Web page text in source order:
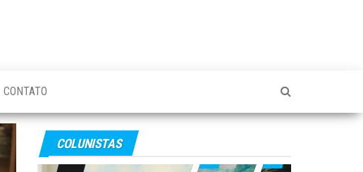
CONTATO
COLUNISTAS
16 de julho de